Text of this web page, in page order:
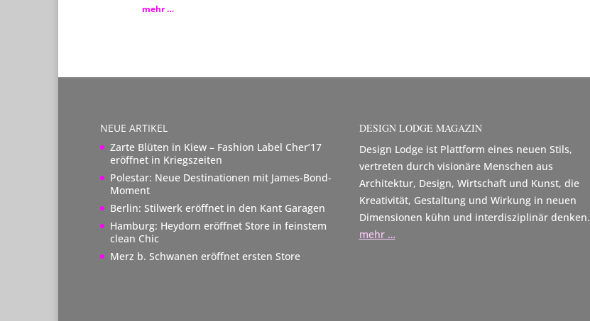
mehr …
NEUE ARTIKEL
Zarte Blüten in Kiew – Fashion Label Cher’17
eröffnet in Kriegszeiten
Polestar: Neue Destinationen mit James-Bond-
Moment
Berlin: Stilwerk eröffnet in den Kant Garagen
Hamburg: Heydorn eröffnet Store in feinstem
clean Chic
Merz b. Schwanen eröffnet ersten Store
DESIGN LODGE MAGAZIN
Design Lodge ist Plattform eines neuen Stils,
vertreten durch visionäre Menschen aus
Architektur, Design, Wirtschaft und Kunst, die
Kreativität, Gestaltung und Wirkung in neuen
Dimensionen kühn und interdisziplinär denken.
mehr …